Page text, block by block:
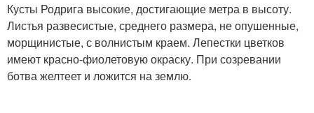
Кусты Родрига высокие, достигающие метра в высоту.
Листья развесистые, среднего размера, не опушенные,
морщинистые, с волнистым краем. Лепестки цветков
имеют красно-фиолетовую окраску. При созревании
ботва желтеет и ложится на землю.